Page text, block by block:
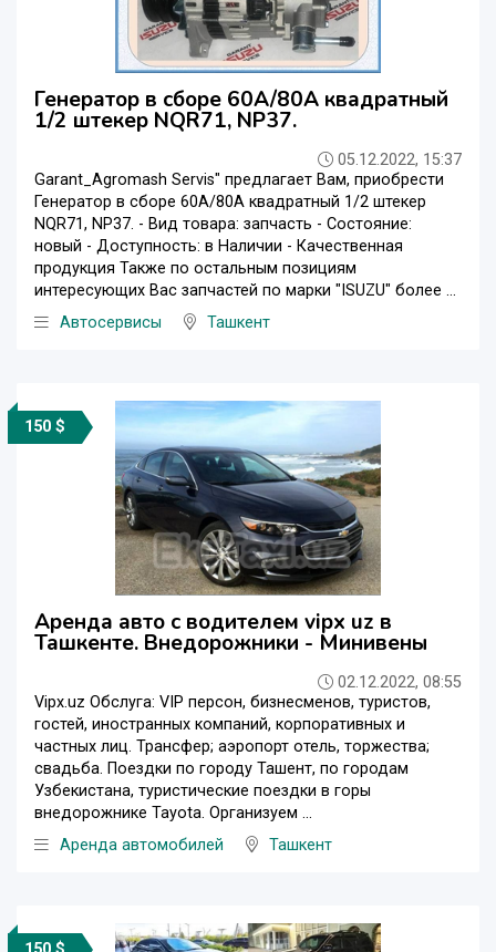
Генератор в сборе 60A/80A квадратный
1/2 штекер NQR71, NP37.
05.12.2022, 15:37
Garant_Agromash Servis" предлагает Вам, приобреcти
Генератор в сборе 60A/80A квадратный 1/2 штекер
NQR71, NP37. - Вид товара: запчасть - Состояние:
новый - Доступность: в Наличии - Качественная
продукция Также по остальным позициям
интересующих Вас запчастей по марки "ISUZU" более ...
Автосервисы
Ташкент
150 $
Аренда авто с водителем vipx uz в
Ташкенте. Внедорожники - Минивены
02.12.2022, 08:55
Vipx.uz Обслуга: VIP персон, бизнесменов, туристов,
гостей, иностранных компаний, корпоративных и
частных лиц. Трансфер; аэропорт отель, торжества;
свадьба. Поездки по городу Ташент, по городам
Узбекистана, туристические поездки в горы
внедорожнике Tayota. Организуем ...
Аренда автомобилей
Ташкент